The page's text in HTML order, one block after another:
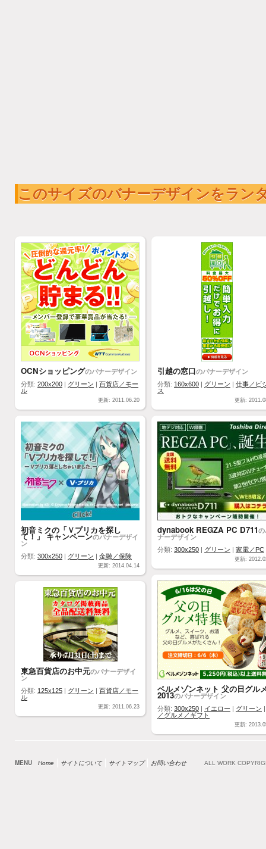
このサイズのバナーデザインをラン
OCNショッピングのバナーデザイン
分類: 200x200 グリーン
百貨店／モー
ル
更新: 2011.06.20
引越の窓口のバナーデザイン
分類: 160x600 グリーン
仕事／ビ
ス
更新:
初音ミクの「Ｖプリカを探し
て！」 キャンペーンのバナーデザイ
ン
分類: 300x250 グリーン 金融／保険
更新: 2014.04.14
dynabook REGZA PC D711
ナーデザイン
分類: 300x250 グリーン 家電／PC
更新:
ベルメゾンネット 父の日グル
2013のバナーデザイン
分類: 300x250 イエロー グリーン
／グルメ／ギフト
更新:
東急百貨店のお中元のバナーデザイ
ン
分類: 125x125 グリーン
百貨店／モー
ル
更新: 2011.06.23
MENU Home サイトについて サイトマップ お問い合わせ ALL WORK